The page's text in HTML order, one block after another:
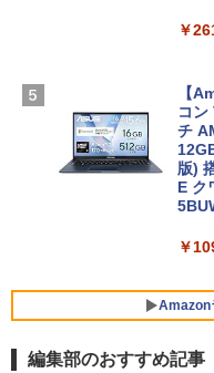
￥
【
コ
チ
版)
E ク
￥
Amazon
編集部のおすすめ記事